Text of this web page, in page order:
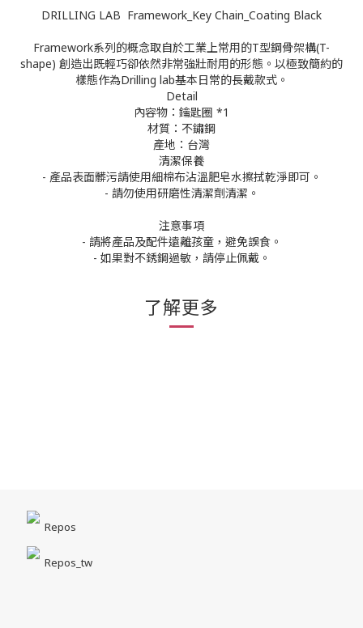
DRILLING LAB Framework_Key Chain_Coating Black
Framework系列的概念取自於工業上常用的T型鋼骨架構(T-
shape) 創造出既輕巧卻依然非常強壯耐用的形態。以極致簡約的
樣態作為Drilling lab基本日常的長戴款式。
Detail
內容物：鑰匙圈 *1
材質：不鏽鋼
產地：台灣
清潔保養
- 產品表面髒污請使用細棉布沾溫肥皂水擦拭乾淨即可。
- 請勿使用研磨性清潔劑清潔。
注意事項
- 請將產品及配件遠離孩童，避免誤食。
- 如果對不銹鋼過敏，請停止佩戴。
了解更多
Repos
Repos_tw